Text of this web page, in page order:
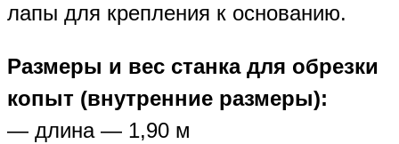
лапы для крепления к основанию.
Размеры и вес станка для обрезки
копыт (внутренние размеры):
— длина — 1,90 м